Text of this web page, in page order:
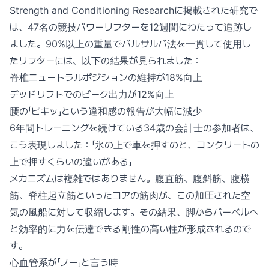
Strength and Conditioning Researchに掲載された研究で
は、47名の競技パワーリフターを12週間にわたって追跡し
ました。90%以上の重量でバルサルバ法を一貫して使用し
たリフターには、以下の結果が見られました：
脊椎ニュートラルポジションの維持が18%向上
デッドリフトでのピーク出力が12%向上
腰の「ピキッ」という違和感の報告が大幅に減少
6年間トレーニングを続けている34歳の会計士の参加者は、
こう表現しました：「氷の上で車を押すのと、コンクリートの
上で押すくらいの違いがある」
メカニズムは複雑ではありません。腹直筋、腹斜筋、腹横
筋、脊柱起立筋といったコアの筋肉が、この加圧された空
気の風船に対して収縮します。その結果、脚からバーベルへ
と効率的に力を伝達できる剛性の高い柱が形成されるので
す。
心血管系が「ノー」と言う時